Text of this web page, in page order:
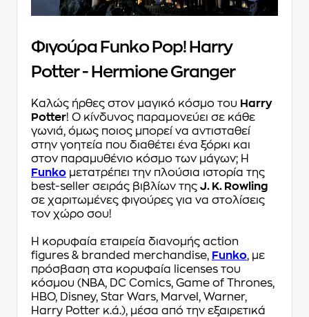
Φιγούρα Funko Pop! Harry
Potter - Hermione Granger
Καλώς ήρθες στον μαγικό κόσμο του Harry
Potter! Ο κίνδυνος παραμονεύει σε κάθε
γωνιά, όμως ποιος μπορεί να αντισταθεί
στην γοητεία που διαθέτει ένα ξόρκι και
στον παραμυθένιο κόσμο των μάγων; Η
Funko μετατρέπει την πλούσια ιστορία της
best-seller σειράς βιβλίων της J. K. Rowling
σε χαριτωμένες φιγούρες για να στολίσεις
τον χώρο σου!
Η κορυφαία εταιρεία διανομής action
figures & branded merchandise, Funko, με
πρόσβαση στα κορυφαία licenses του
κόσμου (NBA, DC Comics, Game of Thrones,
HBO, Disney, Star Wars, Marvel, Warner,
Harry Potter κ.ά.), μέσα από την εξαιρετικά